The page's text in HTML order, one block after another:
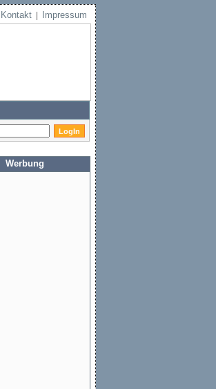
Kontakt Impressum
Werbung